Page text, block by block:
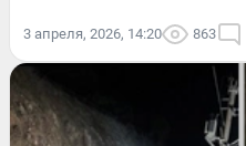
3 апреля, 2026, 14:20 863